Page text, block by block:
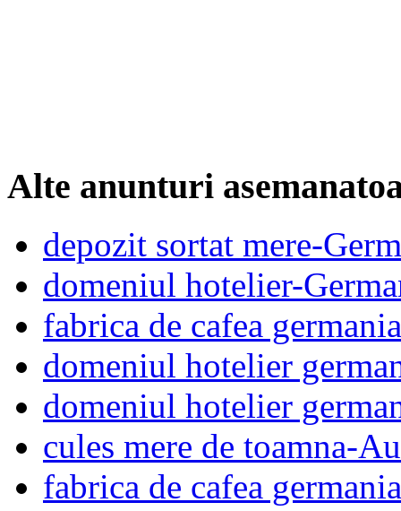
Alte anunturi
depozit sortat mere-
domeniul hotelier-
fabrica de cafea germania
domeniul hotelier
domeniul hotelier
cules mere de toamna-
fabrica de cafea germania